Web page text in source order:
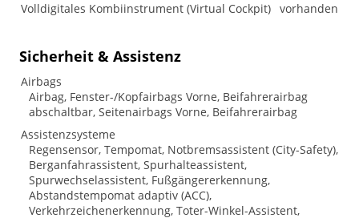
Volldigitales Kombiinstrument (Virtual Cockpit) vorhanden
Sicherheit & Assistenz
Airbags
Airbag, Fenster-/Kopfairbags Vorne, Beifahrerairbag
abschaltbar, Seitenairbags Vorne, Beifahrerairbag
Assistenzsysteme
Regensensor, Tempomat, Notbremsassistent (City-Safety),
Berganfahrassistent, Spurhalteassistent,
Spurwechselassistent, Fußgängererkennung,
Abstandstempomat adaptiv (ACC),
Verkehrzeichenerkennung, Toter-Winkel-Assistent,